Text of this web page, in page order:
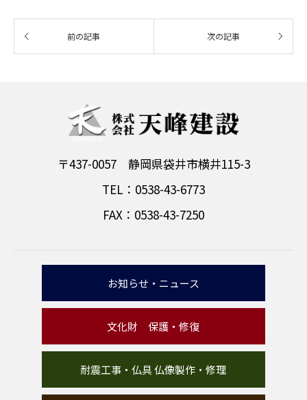
〒437-0057 静岡県袋井市横井115-3
TEL：0538-43-6773
FAX：0538-43-7250
お知らせ・ニュース
文化財 保護・修復
耐震工事・仏具 仏像製作・修理